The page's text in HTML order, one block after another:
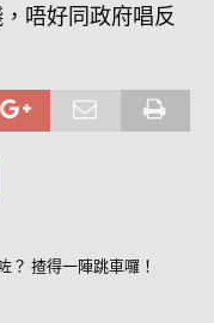
唔好同政府唱反
？ 揸得一陣跳車囉！